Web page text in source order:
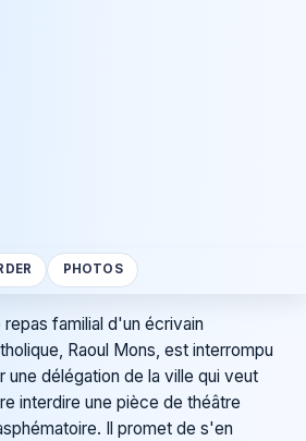
PHOTOS
repas familial d'un écrivain
Raoul Mons, est interrompu
une délégation de la ville qui veut
interdire une pièce de théâtre
Il promet de s'en